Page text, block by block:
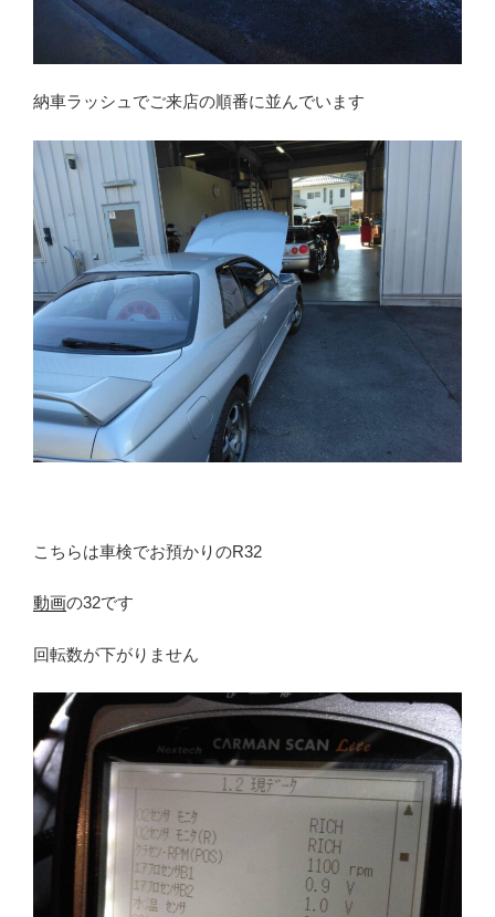
納車ラッシュでご来店の順番に並んでいます
こちらは車検でお預かりのR32
動画の32です
回転数が下がりません